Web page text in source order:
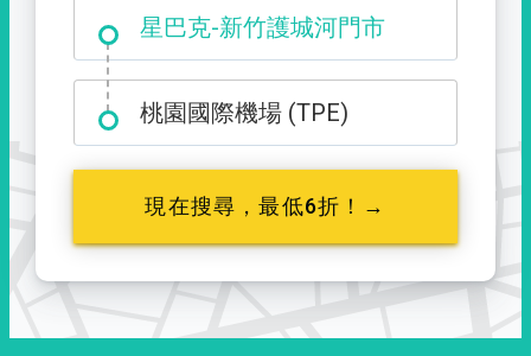
星巴克-新竹護城河門市
大霸尖山登山口
桃園國際機場 (TPE)
現在搜尋，最低6折！→